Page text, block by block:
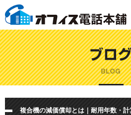
複合機の減価償却とは｜耐用年数・